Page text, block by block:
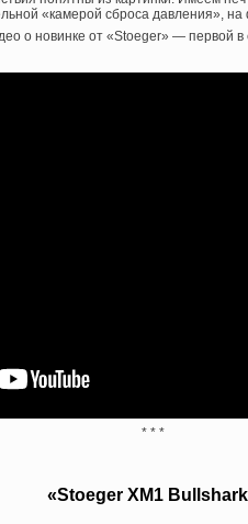
«камерой сброса давления»,
о новинке от «Stoeger» — первой в
* * *
«Stoeger XM1